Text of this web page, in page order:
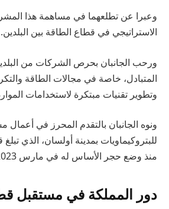
وعبرا عن تطلعهما في مساهمة هذا
الاستراتيجي في قطاع الطاقة بين البلدين.
ورحب الجانبان بحرص الشركات من
المتبادل، خاصة في مجالات الطاقة
وتطوير تقنيات مبتكرة لاستخدامات
ونوه الجانبان بالتقدم المحرز في
منذ وضع حجر الأساس له في مارس 2023م.
دور المملكة في مستقبل